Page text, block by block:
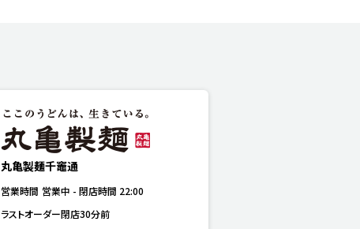
丸亀製麺千竈通
営業時間 営業中 -閉店時間 22:00
ラストオーダー閉店30分前